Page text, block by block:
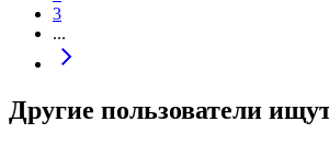
3
...
Другие пользователи